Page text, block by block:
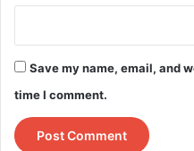
Save my name, email, and
time I comment.